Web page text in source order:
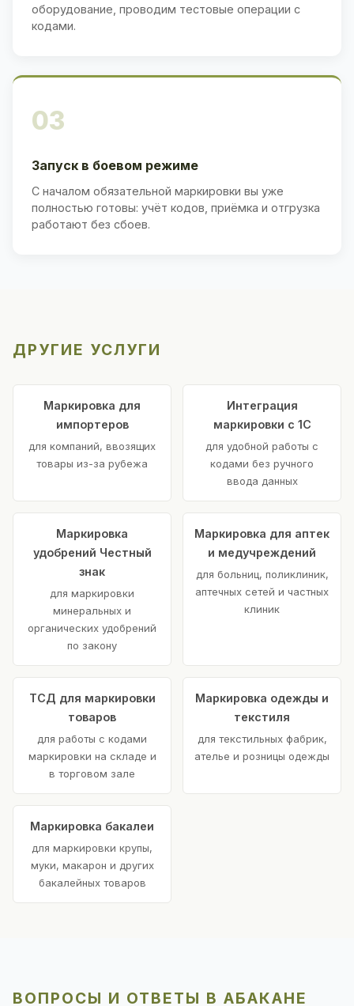
оборудование, проводим тестовые операции с
кодами.
03
Запуск в боевом режиме
С началом обязательной маркировки вы уже
полностью готовы: учёт кодов, приёмка и отгрузка
работают без сбоев.
ДРУГИЕ УСЛУГИ
Маркировка для
импортеров
для компаний, ввозящих
товары из-за рубежа
Интеграция
маркировки с 1С
для удобной работы с
кодами без ручного
ввода данных
Маркировка
удобрений Честный
знак
для маркировки
минеральных и
органических удобрений
по закону
Маркировка для аптек
и медучреждений
для больниц, поликлиник,
аптечных сетей и частных
клиник
ТСД для маркировки
товаров
для работы с кодами
маркировки на складе и
в торговом зале
Маркировка одежды и
текстиля
для текстильных фабрик,
ателье и розницы одежды
Маркировка бакалеи
для маркировки крупы,
муки, макарон и других
бакалейных товаров
ВОПРОСЫ И ОТВЕТЫ В АБАКАНЕ